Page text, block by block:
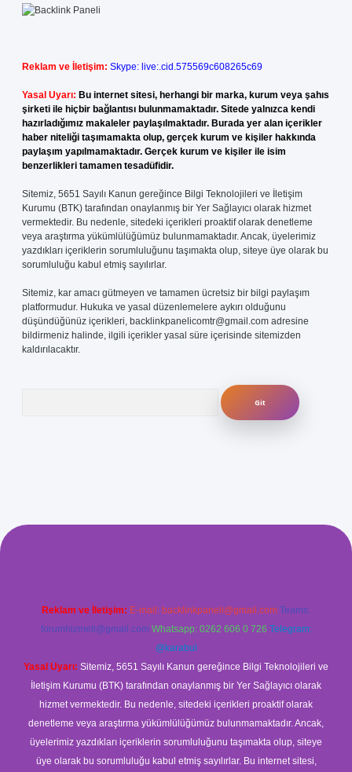
Reklam ve İletişim: Skype: live:.cid.575569c608265c69
Yasal Uyarı: Bu internet sitesi, herhangi bir marka, kurum veya şahıs
şirketi ile hiçbir bağlantısı bulunmamaktadır. Sitede yalnızca kendi
hazırladığımız makaleler paylaşılmaktadır. Burada yer alan içerikler
haber niteliği taşımamakta olup, gerçek kurum ve kişiler hakkında
paylaşım yapılmamaktadır. Gerçek kurum ve kişiler ile isim
benzerlikleri tamamen tesadüfidir.
Sitemiz, 5651 Sayılı Kanun gereğince Bilgi Teknolojileri ve İletişim
Kurumu (BTK) tarafından onaylanmış bir Yer Sağlayıcı olarak hizmet
vermektedir. Bu nedenle, sitedeki içerikleri proaktif olarak denetleme
veya araştırma yükümlülüğümüz bulunmamaktadır. Ancak, üyelerimiz
yazdıkları içeriklerin sorumluluğunu taşımakta olup, siteye üye olarak bu
sorumluluğu kabul etmiş sayılırlar.
Sitemiz, kar amacı gütmeyen ve tamamen ücretsiz bir bilgi paylaşım
platformudur. Hukuka ve yasal düzenlemelere aykırı olduğunu
düşündüğünüz içerikleri, backlinkpanelicomtr@gmail.com adresine
bildirmeniz halinde, ilgili içerikler yasal süre içerisinde sitemizden
kaldırılacaktır.
betexper güvenilir mi
Reklam ve İletişim: E-mail: backlinkpaneli@gmail.com Teams:
forumhizmeti@gmail.com Whatsapp: 0262 606 0 726 Telegram:
@karabul
Yasal Uyarı: Sitemiz, 5651 Sayılı Kanun gereğince Bilgi Teknolojileri ve
İletişim Kurumu (BTK) tarafından onaylanmış bir Yer Sağlayıcı olarak
hizmet vermektedir. Bu nedenle, sitedeki içerikleri proaktif olarak
denetleme veya araştırma yükümlülüğümüz bulunmamaktadır. Ancak,
üyelerimiz yazdıkları içeriklerin sorumluluğunu taşımakta olup, siteye
üye olarak bu sorumluluğu kabul etmiş sayılırlar. Bu internet sitesi,